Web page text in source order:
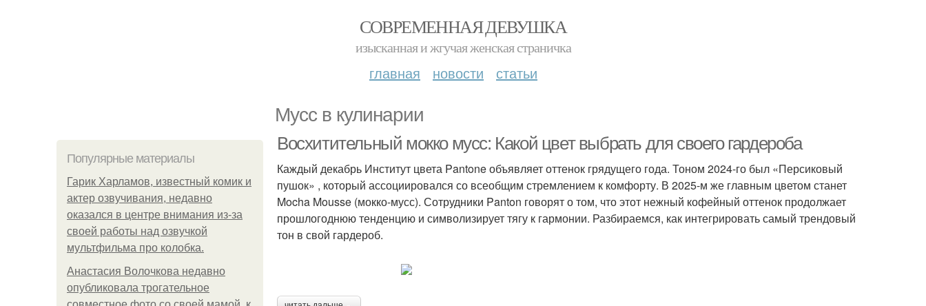
СОВРЕМЕННАЯ ДЕВУШКА
изысканная и жгучая женская страничка
главная новости статьи
Мусс в кулинарии
Популярные материалы
Гарик Харламов, известный комик и
актер озвучивания, недавно
оказался в центре внимания из-за
своей работы над озвучкой
мультфильма про колобка.
Анастасия Волочкова недавно
опубликовала трогательное
Восхитительный мокко мусс: Какой цвет выбрать для своего гардероба
Каждый декабрь Институт цвета Pantone объявляет оттенок грядущего года. Тоном 2024-го был «Персиковый
пушок» , который ассоциировался со всеобщим стремлением к комфорту. В 2025-м же главным цветом станет
Mocha Mousse (мокко-мусс). Сотрудники Panton говорят о том, что этот нежный кофейный оттенок продолжает
прошлогоднюю тенденцию и символизирует тягу к гармонии. Разбираемся, как интегрировать самый трендовый
тон в свой гардероб.